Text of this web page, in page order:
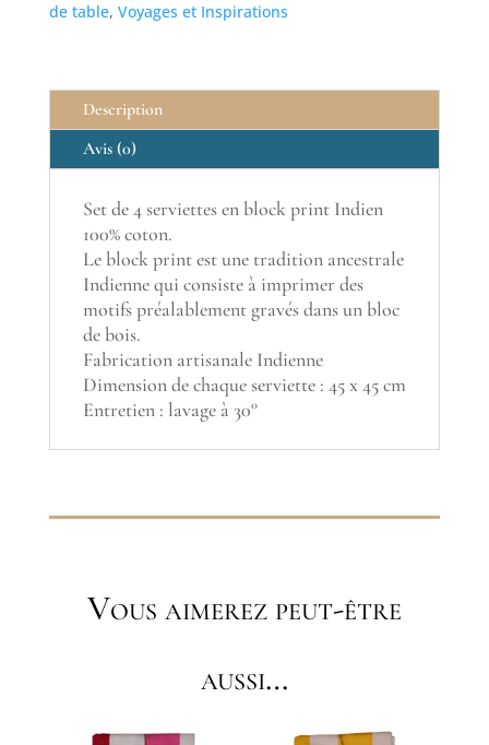
de table, Voyages et Inspirations
Description
Avis (0)
Set de 4 serviettes en block print Indien
100% coton.
Le block print est une tradition ancestrale
Indienne qui consiste à imprimer des
motifs préalablement gravés dans un bloc
de bois.
Fabrication artisanale Indienne
Dimension de chaque serviette : 45 x 45 cm
Entretien : lavage à 30°
Vous aimerez peut-être
aussi…